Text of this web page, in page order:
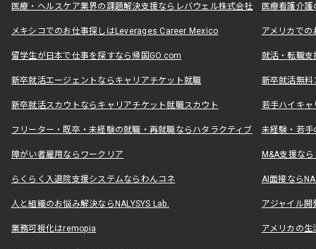
医療・ヘルスケア業界の課題解決支援ならレバウェル株式会社 医療看護介
メキシコでのお仕事探しはLeverages Career Mexico アメリカで
留学生が日本で仕事を探すなら帰国GO.com 就活・転職
新卒就活エージェントならキャリアチケット就職 新卒就活無料
新卒就活スカウトならキャリアチケット就職スカウト 若手ハイキ
フリーター・既卒・未経験の就職・再就職ならハタラクティブ 未経験・若手
障がい者雇用ならワークリア M&A支援な
らくらく入退院支援システムならわんコネ AI面接なら
人と組織のお悩み解決ならNALYSYS Lab. アジャイル
業務可視化はremopia アメリカの